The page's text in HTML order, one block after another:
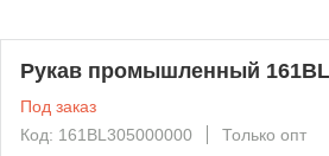
Рукав промышленный
Под заказ
Код: 161BL305000000
Только опт